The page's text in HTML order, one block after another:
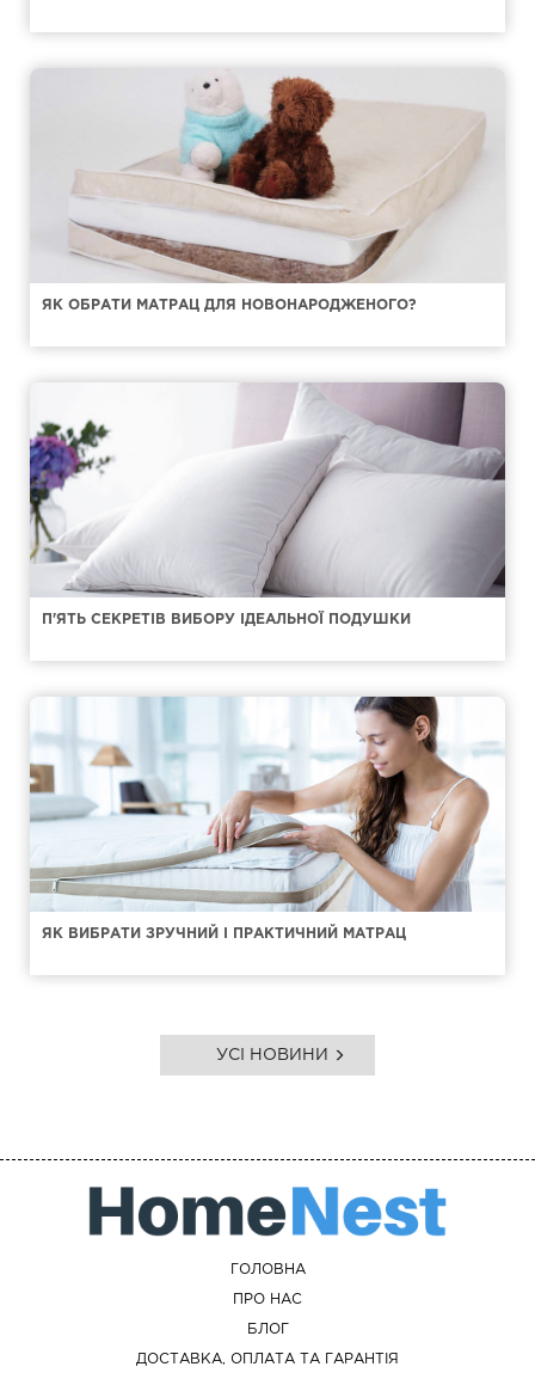
ЯК ОБРАТИ МАТРАЦ ДЛЯ НОВОНАРОДЖЕНОГО?
П'ЯТЬ СЕКРЕТІВ ВИБОРУ ІДЕАЛЬНОЇ ПОДУШКИ
ЯК ВИБРАТИ ЗРУЧНИЙ І ПРАКТИЧНИЙ МАТРАЦ
УСІ НОВИНИ
ГОЛОВНА
ПРО НАС
БЛОГ
ДОСТАВКА, ОПЛАТА ТА ГАРАНТІЯ